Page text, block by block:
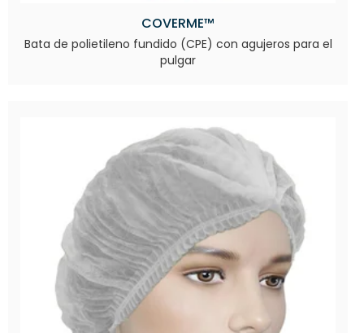
COVERME™
Bata de polietileno fundido (CPE) con agujeros para el
pulgar